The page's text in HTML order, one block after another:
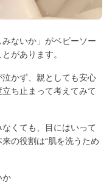
ないか」がベビーソー
があります。
かず、親としても安心
ち止まって考えてみて
くても、目にはいって
の役割は“肌を洗うため
か